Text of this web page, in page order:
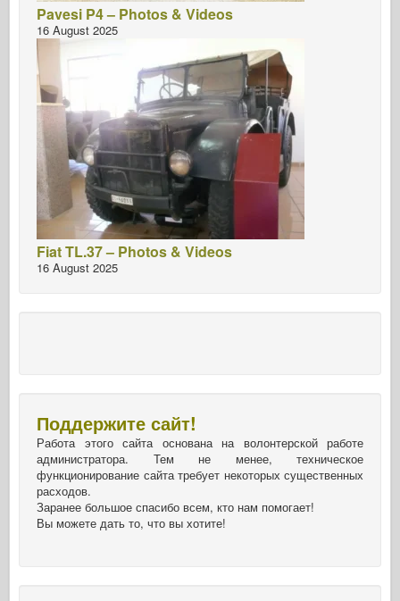
Pavesi P4 – Photos & Videos
16 August 2025
Fiat TL.37 – Photos & Videos
16 August 2025
Поддержите сайт!
Работа этого сайта основана на волонтерской работе
администратора. Тем не менее, техническое
функционирование сайта требует некоторых существенных
расходов.
Заранее большое спасибо всем, кто нам помогает!
Вы можете дать то, что вы хотите!